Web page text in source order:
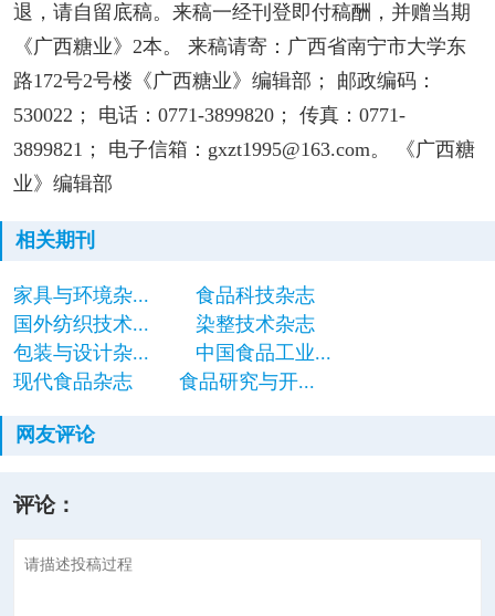
退，请自留底稿。来稿一经刊登即付稿酬，并赠当期
《广西糖业》2本。 来稿请寄：广西省南宁市大学东
路172号2号楼《广西糖业》编辑部； 邮政编码：
530022； 电话：0771-3899820； 传真：0771-
3899821； 电子信箱：gxzt1995@163.com。 《广西糖
业》编辑部
相关期刊
家具与环境杂...
食品科技杂志
国外纺织技术...
染整技术杂志
包装与设计杂...
中国食品工业...
现代食品杂志
食品研究与开...
网友评论
评论：